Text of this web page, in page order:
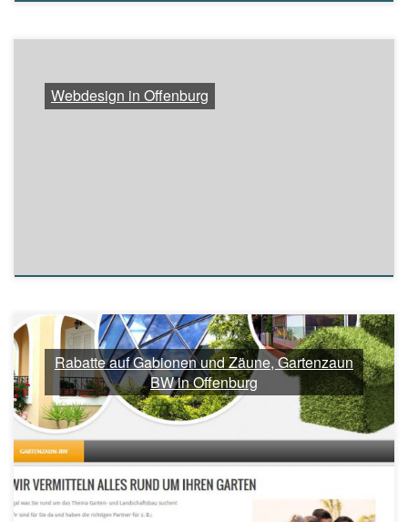
Webdesign in Offenburg
Rabatte auf Gabionen und Zäune, Gartenzaun
BW in Offenburg